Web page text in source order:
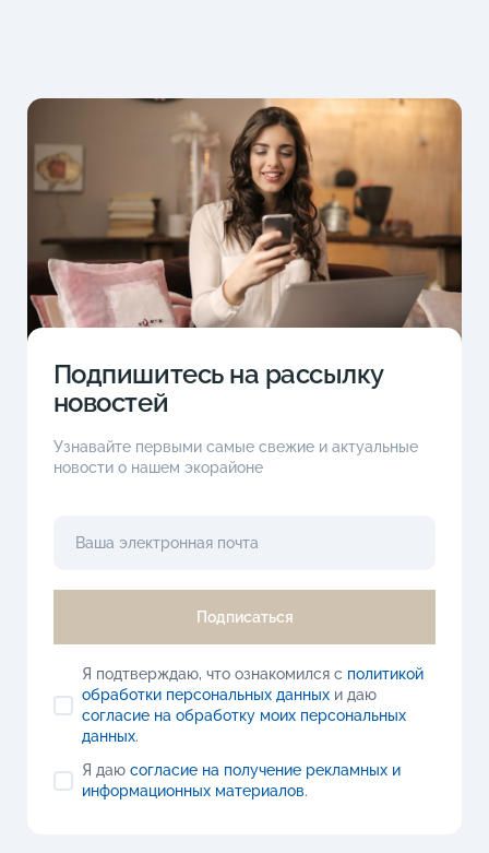
Подпишитесь на рассылку
новостей
Узнавайте первыми самые свежие и актуальные
новости о нашем экорайоне
Подписаться
Я подтверждаю, что ознакомился с политикой
обработки персональных данныхи даю
согласие на обработку моих персональных
данных.
Я даю согласие на получение рекламных и
информационных материалов.